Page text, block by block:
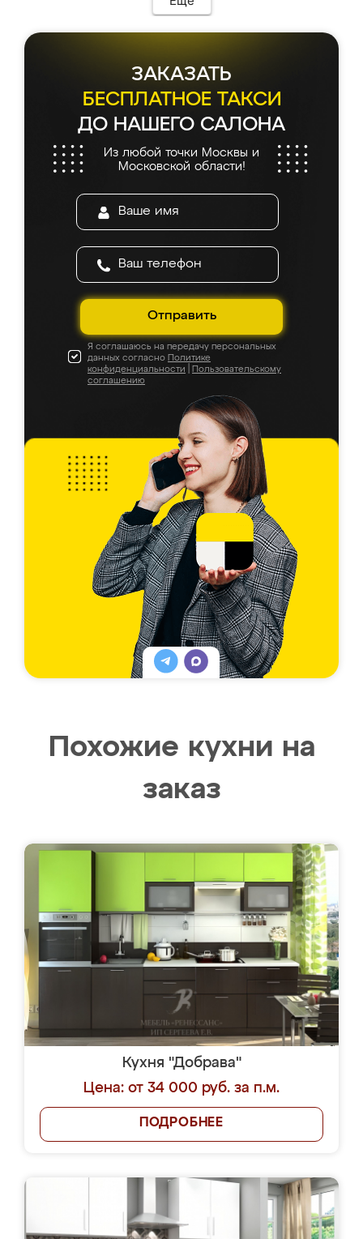
ЗАКАЗАТЬ
БЕСПЛАТНОЕ ТАКСИ
ДО НАШЕГО САЛОНА
Из любой точки Москвы и
Московской области!
Отправить
Я соглашаюсь на передачу персональных
данных согласно Политике
конфиденциальности
Пользовательскому
соглашению
Похожие кухни на
заказ
Кухня "Добрава"
Цена: от 34 000 руб. за п.м.
ПОДРОБНЕЕ